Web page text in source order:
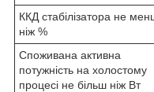
ККД стабілізатора не
ніж %
Споживана активна
потужність на холостому
процесі не більш ніж Вт